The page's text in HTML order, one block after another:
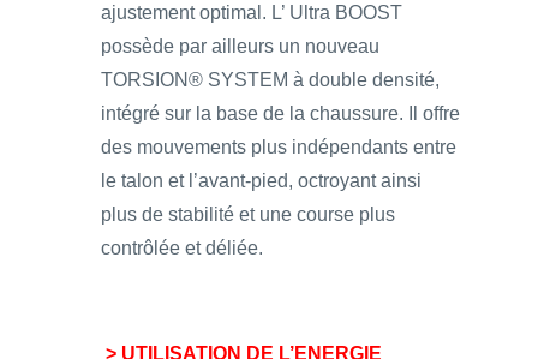
ajustement optimal. L’ Ultra BOOST
possède par ailleurs un nouveau
TORSION® SYSTEM à double densité,
intégré sur la base de la chaussure. Il offre
des mouvements plus indépendants entre
le talon et l’avant-pied, octroyant ainsi
plus de stabilité et une course plus
contrôlée et déliée.
> UTILISATION DE L’ENERGIE